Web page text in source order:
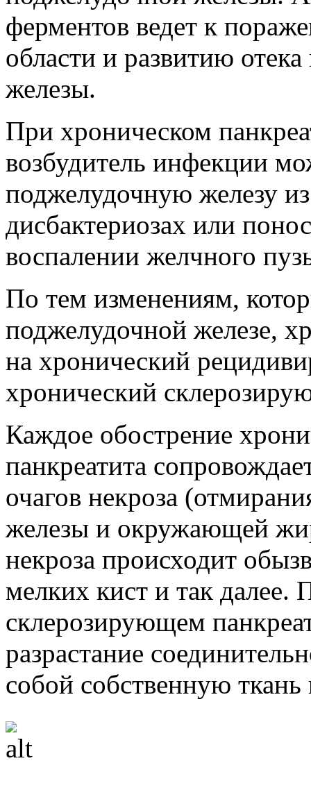
ферментов ведет к
области и развитию
железы.
При хроническом
возбудитель инфекции
поджелудочную железу
дисбактериозах или
воспалении желчного
По тем изменениям,
поджелудочной железе,
на хронический
хронический
Каждое обострение
панкреатита
очагов некроза
железы и окружающей
некроза происходит
мелких кист и так далее.
склерозирующем
разрастание
собой собственную